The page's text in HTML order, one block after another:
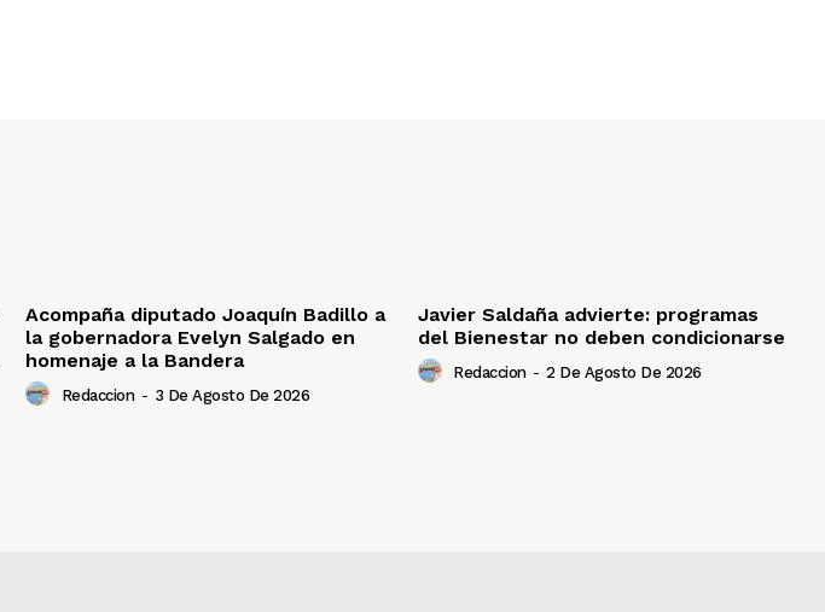
Acompaña diputado Joaquín Badillo a
la gobernadora Evelyn Salgado en
homenaje a la Bandera
Redaccion - 3 De Agosto De 2026
Javier Saldaña advierte: programas
del Bienestar no deben condicionarse
Redaccion - 2 De Agosto De 2026